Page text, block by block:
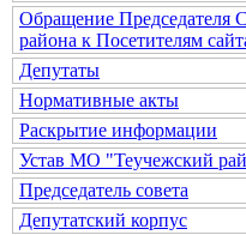
Обращение Председателя
района к Посетителям
Депутаты
Нормативные акты
Раскрытие информации
Устав МО "Теучежский
Председатель совета
Депутатский корпус